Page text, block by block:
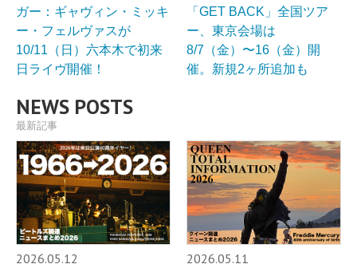
ガー：ギャヴィン・ミッキ
ー・フェルヴァスが
10/11（日）六本木で初来
日ライヴ開催！
「GET BACK」全国ツア
ー、東京会場は
8/7（金）〜16（金）開
催。新規2ヶ所追加も
NEWS POSTS
最新記事
2026.05.12 2026.05.11